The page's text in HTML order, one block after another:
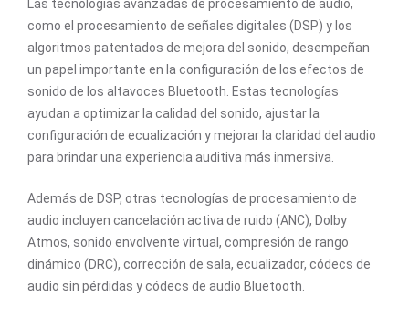
Las tecnologías avanzadas de procesamiento de audio,
como el procesamiento de señales digitales (DSP) y los
algoritmos patentados de mejora del sonido, desempeñan
un papel importante en la configuración de los efectos de
sonido de los altavoces Bluetooth. Estas tecnologías
ayudan a optimizar la calidad del sonido, ajustar la
configuración de ecualización y mejorar la claridad del audio
para brindar una experiencia auditiva más inmersiva.
Además de DSP, otras tecnologías de procesamiento de
audio incluyen cancelación activa de ruido (ANC), Dolby
Atmos, sonido envolvente virtual, compresión de rango
dinámico (DRC), corrección de sala, ecualizador, códecs de
audio sin pérdidas y códecs de audio Bluetooth.